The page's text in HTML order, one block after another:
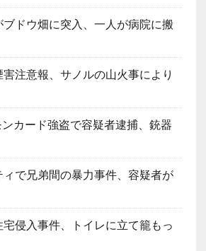
ドウ畑に突入、一人が病院に搬
注意報、サノルの山火事により
ンカード強盗で容疑者逮捕、銃器
で兄弟間の暴力事件、容疑者が
侵入事件、トイレに立て籠もっ